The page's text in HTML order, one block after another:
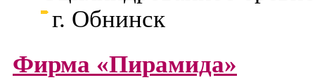
г. Обнинск
Фирма «Пирамида»